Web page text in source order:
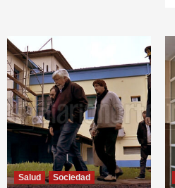
Salud Sociedad